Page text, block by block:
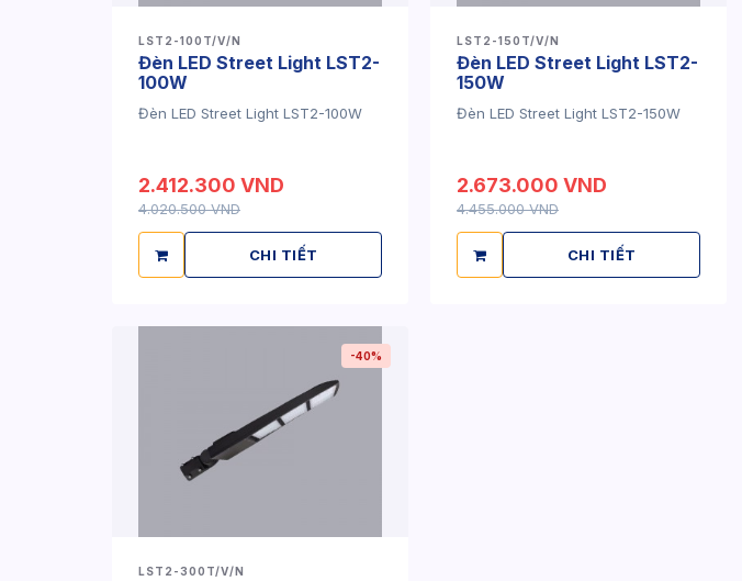
LST2-100T/V/N
Đèn LED Street Light LST2-
100W
Đèn LED Street Light LST2-100W
2.412.300 VND
4.020.500 VND
CHI TIẾT
LST2-150T/V/N
Đèn LED Street Light LST2-
150W
Đèn LED Street Light LST2-150W
2.673.000 VND
4.455.000 VND
CHI TIẾT
-40%
LST2-300T/V/N